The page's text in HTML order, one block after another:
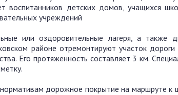
воспитанников детских домов, учащихся
учреждений
или оздоровительные лагеря, а также
районе отремонтируют участок
Его протяженность составляет 3 км.
дорожное покрытие на маршруте к